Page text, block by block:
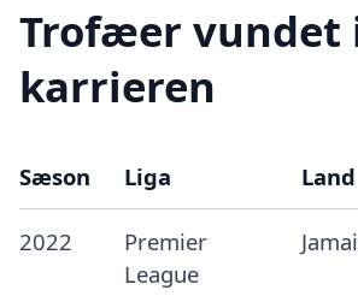
Trofæer vundet
karrieren
Sæson Liga Land
2022
Premier
League